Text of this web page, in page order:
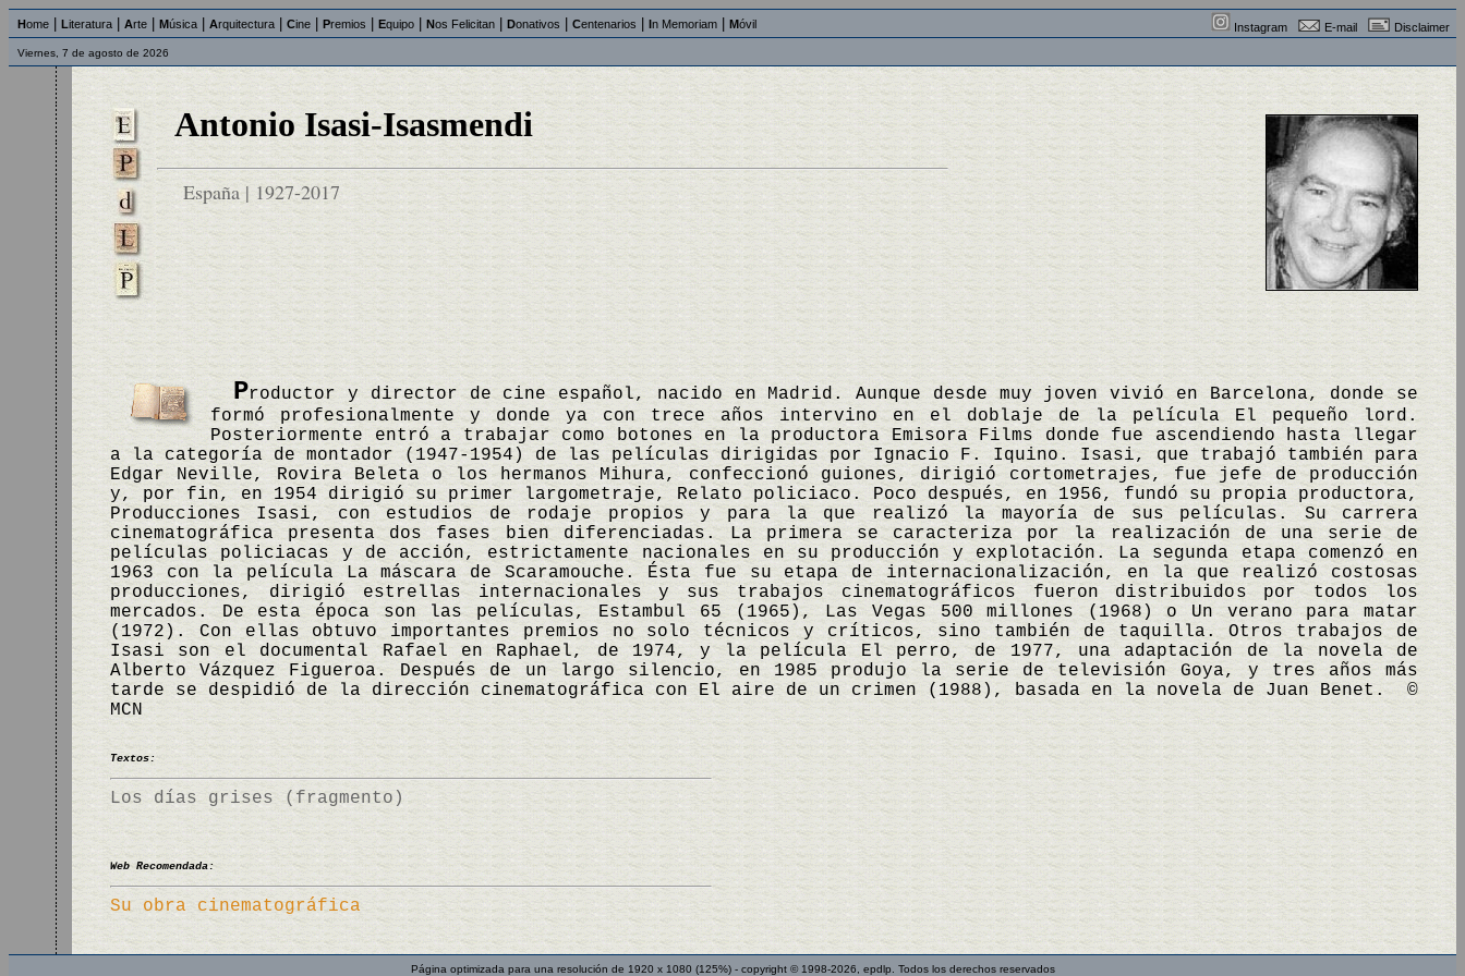
Home Literatura Arte Música Arquitectura Cine Premios Equipo Nos Felicitan Donativos Centenarios In Memoriam Móvil Instagram E-mail Disclaimer
Viernes, 7 de agosto de 2026
Antonio Isasi-Isasmendi
España | 1927-2017
Productor y director de cine español, nacido en Madrid. Aunque desde muy joven vivió en Barcelona, donde se
formó profesionalmente y donde ya con trece años intervino en el doblaje de la película El pequeño lord.
Posteriormente entró a trabajar como botones en la productora Emisora Films donde fue ascendiendo hasta llegar
a la categoría de montador (1947-1954) de las películas dirigidas por Ignacio F. Iquino. Isasi, que trabajó también para
Edgar Neville, Rovira Beleta o los hermanos Mihura, confeccionó guiones, dirigió cortometrajes, fue jefe de producción
y, por fin, en 1954 dirigió su primer largometraje, Relato policiaco. Poco después, en 1956, fundó su propia productora,
Producciones Isasi, con estudios de rodaje propios y para la que realizó la mayoría de sus películas. Su carrera
cinematográfica presenta dos fases bien diferenciadas. La primera se caracteriza por la realización de una serie de
películas policiacas y de acción, estrictamente nacionales en su producción y explotación. La segunda etapa comenzó en
1963 con la película La máscara de Scaramouche. Ésta fue su etapa de internacionalización, en la que realizó costosas
producciones, dirigió estrellas internacionales y sus trabajos cinematográficos fueron distribuidos por todos los
mercados. De esta época son las películas, Estambul 65 (1965), Las Vegas 500 millones (1968) o Un verano para matar
(1972). Con ellas obtuvo importantes premios no solo técnicos y críticos, sino también de taquilla. Otros trabajos de
Isasi son el documental Rafael en Raphael, de 1974, y la película El perro, de 1977, una adaptación de la novela de
Alberto Vázquez Figueroa. Después de un largo silencio, en 1985 produjo la serie de televisión Goya, y tres años más
tarde se despidió de la dirección cinematográfica con El aire de un crimen (1988), basada en la novela de Juan Benet. ©
MCN
Textos:
Los días grises (fragmento)
Web Recomendada:
Su obra cinematográfica
Página optimizada para una resolución de 1920 x 1080 (125%) - copyright © 1998-2026, epdlp. Todos los derechos reservados